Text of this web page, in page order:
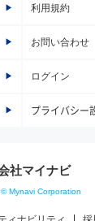
利用規約
お問い合わせ
ログイン
プライバシー
社マイナビ
Mynavi Corporation